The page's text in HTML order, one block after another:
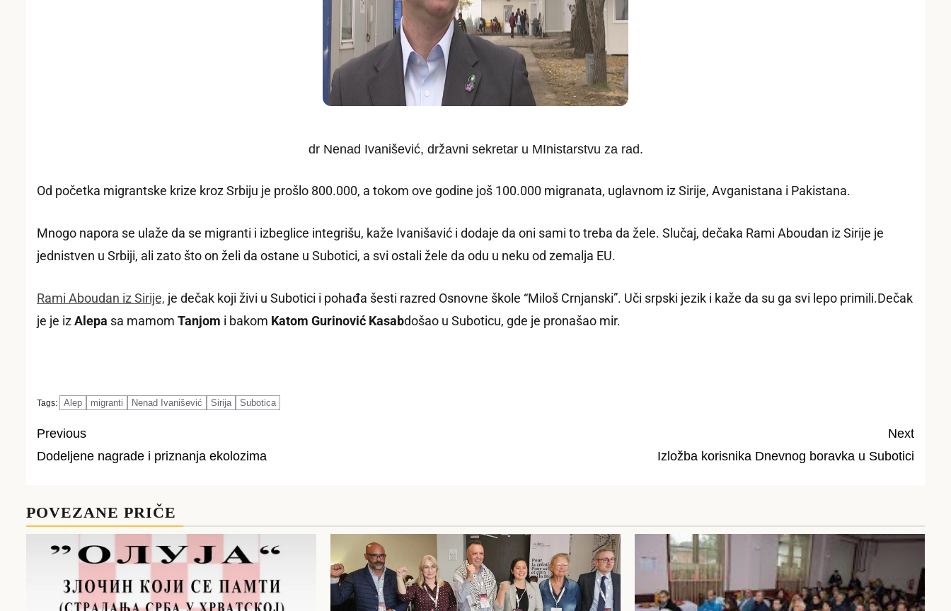
dr Nenad Ivanišević, državni sekretar u MInistarstvu za rad.
Od početka migrantske krize kroz Srbiju je prošlo 800.000, a tokom ove godine još 100.000 migranata, uglavnom iz Sirije, Avganistana i Pakistana.
Mnogo napora se ulaže da se migranti i izbeglice integrišu, kaže Ivanišavić i dodaje da oni sami to treba da žele. Slučaj, dečaka Rami Aboudan iz Sirije je
jednistven u Srbiji, ali zato što on želi da ostane u Subotici, a svi ostali žele da odu u neku od zemalja EU.
Rami Aboudan iz Sirije, je dečak koji živi u Subotici i pohađa šesti razred Osnovne škole “Miloš Crnjanski”. Uči srpski jezik i kaže da su ga svi lepo primili.Dečak
je je iz Alepa sa mamom Tanjom i bakom Katom Gurinović Kasabdošao u Suboticu, gde je pronašao mir.
Tags: Alep migranti Nenad Ivanišević Sirija Subotica
Post
Previous
Dodeljene nagrade i priznanja ekolozima
Next
Izložba korisnika Dnevnog boravka u Subotici
POVEZANE PRIČE